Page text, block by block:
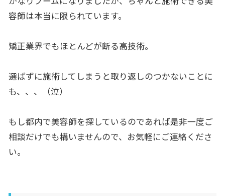
容師は本当に限られています。
矯正業界でもほとんどが断る高技術。
選ばずに施術してしまうと取り返しのつかないことに
も、、、（泣）
もし都内で美容師を探しているのであれば是非一度ご
相談だけでも構いませんので、お気軽にご連絡くださ
い。